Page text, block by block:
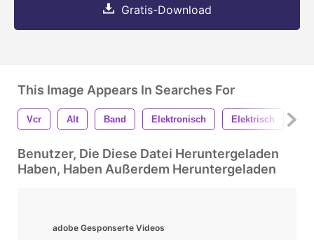
Gratis-Download
This Image Appears In Searches For
Vcr Alt Band Elektronisch Elektrisch
Benutzer, Die Diese Datei Heruntergeladen
Haben, Haben Außerdem Heruntergeladen
adobe Gesponserte Videos